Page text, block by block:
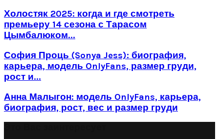
Холостяк 2025: когда и где смотреть
премьеру 14 сезона с Тарасом
Цымбалюком...
София Проць (Sonya Jess): биография,
карьера, модель OnlyFans, размер груди,
рост и...
Анна Малыгон: модель OnlyFans, карьера,
биография, рост, вес и размер груди